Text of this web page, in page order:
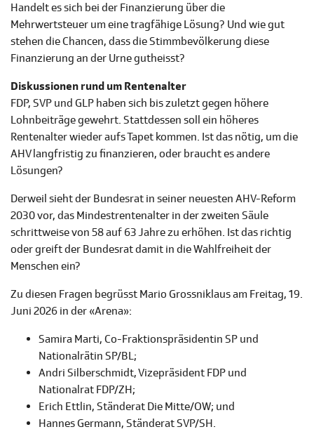
Handelt es sich bei der Finanzierung über die
Mehrwertsteuer um eine tragfähige Lösung? Und wie gut
stehen die Chancen, dass die Stimmbevölkerung diese
Finanzierung an der Urne gutheisst?
Diskussionen rund um Rentenalter
FDP, SVP und GLP haben sich bis zuletzt gegen höhere
Lohnbeiträge gewehrt. Stattdessen soll ein höheres
Rentenalter wieder aufs Tapet kommen. Ist das nötig, um die
AHV langfristig zu finanzieren, oder braucht es andere
Lösungen?
Derweil sieht der Bundesrat in seiner neuesten AHV-Reform
2030 vor, das Mindestrentenalter in der zweiten Säule
schrittweise von 58 auf 63 Jahre zu erhöhen. Ist das richtig
oder greift der Bundesrat damit in die Wahlfreiheit der
Menschen ein?
Zu diesen Fragen begrüsst Mario Grossniklaus am Freitag, 19.
Juni 2026 in der «Arena»:
Samira Marti, Co-Fraktionspräsidentin SP und
Nationalrätin SP/BL;
Andri Silberschmidt, Vizepräsident FDP und
Nationalrat FDP/ZH;
Erich Ettlin, Ständerat Die Mitte/OW; und
Hannes Germann, Ständerat SVP/SH.